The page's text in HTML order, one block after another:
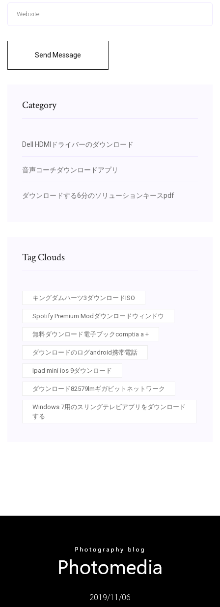
Send Message
Category
Dell HDMIドライバーのダウンロード
音声コーチダウンロードアプリ
ダウンロードする6分のソリューションキースpdf
Tag Clouds
キングダムハーツ3ダウンロードISO
Spotify Premium Modダウンロードウィンドウ
無料ダウンロード電子ブックcomptia a +
ダウンロードのログandroid携帯電話
Ipad mini ios 9ダウンロード
ダウンロード82579lmギガビットネットワーク
Windows 7用のスリングテレビアプリをダウンロード
する
2019/11/06